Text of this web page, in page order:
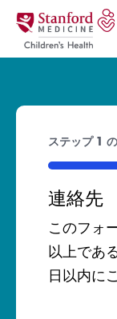
コンテンツにス
ステップ 1 の
33%
連絡先
このフォ
以上であ
日以内に